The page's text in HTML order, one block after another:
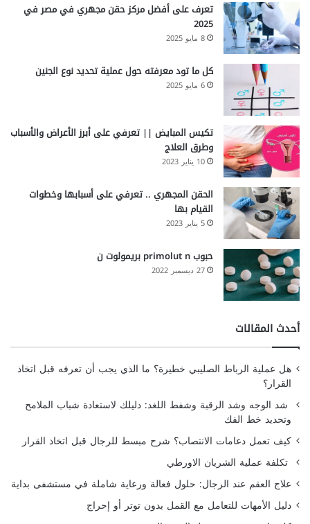
تعرف على أفضل مركز حقن مجهري في مصر في
2025
8 مايو 2025
كل ما تود معرفته حول عملية تحديد نوع الجنين
6 مايو 2025
تكيس المبايض || تعرفي على أبرز الأعراض والأسباب
وطرق العلاج
10 يناير 2023
الحقن المجهري .. تعرفي على أسبابها وخطوات
القيام بها
5 يناير 2023
حبوب primolut n بريمولوت ن
27 ديسمبر 2022
أحدث المقالات
هل عملية الرباط الصليبي خطيرة؟ ما الذي يجب أن تعرفه قبل اتخاذ
القرار؟
شد الوجه وشد الرقبة وشفط اللغد: دليلك لاستعادة شباب الملامح
وتحديد خط الفك
كيف تعمل دعامات الانتصاب؟ شرح مبسط للرجال قبل اتخاذ القرار
تكلفة عملية الشريان الاورطي
علاج العقم عند الرجال: حلول فعالة ورعاية شاملة في مستشفى بداية
دليل الأمهات للتعامل مع القمل بدون توتر أو إحراج